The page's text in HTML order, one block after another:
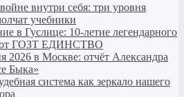
внутри себя: три уровня
учебники
в Гуслице: 10-летие легендарного
от ГОЗТ ЕДИНСТВО
2026 в Москве: отчёт Александра
Быка»
система как зеркало нашего